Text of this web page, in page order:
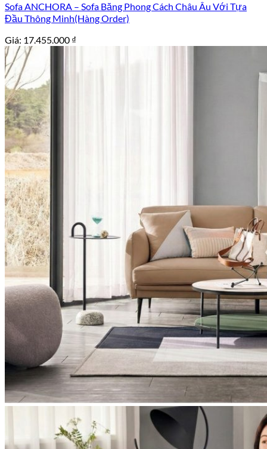
Sofa ANCHORA – Sofa Băng Phong Cách Châu Âu Với Tựa
Đầu Thông Minh(Hàng Order)
Giá: 17.455.000 ₫